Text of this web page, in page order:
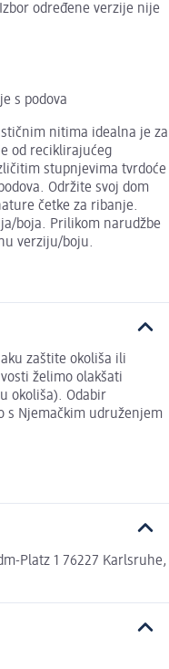
određene verzije nije
s podova
nitima idealna je za
od reciklirajućeg
stupnjevima tvrdoće
Održite svoj dom
četke za ribanje.
boja. Prilikom narudžbe
verziju/boju.
zaštite okoliša ili
želimo olakšati
okoliša). Odabir
s Njemačkim udruženjem
Platz 1 76227 Karlsruhe,